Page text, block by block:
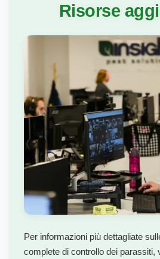
Risorse
Per informazioni più dettagliate
complete di controllo dei parassiti,